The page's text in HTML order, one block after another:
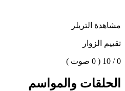
مشاهدة التريلر
تقييم الزوار
0 / 10 ( 0 صوت )
الحلقات والمواسم